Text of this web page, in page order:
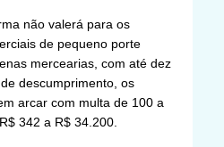
não valerá para os
de pequeno porte
mercearias, com até dez
descumprimento, os
arcar com multa de 100 a
342 a R$ 34.200.